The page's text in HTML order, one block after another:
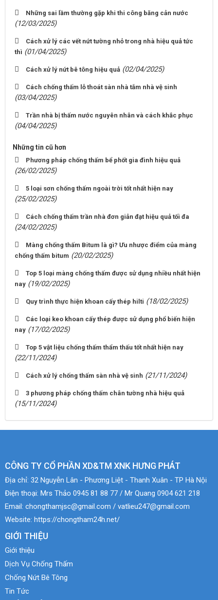
Những sai lầm thường gặp khi thi công băng cản nước
(12/03/2025)
Cách xử lý các vết nứt tường nhỏ trong nhà hiệu quả tức
thì (01/04/2025)
Cách xử lý nứt bê tông hiệu quả (02/04/2025)
Cách chống thấm lỗ thoát sàn nhà tắm nhà vệ sinh
(03/04/2025)
Trần nhà bị thấm nước nguyên nhân và cách khắc phục
(04/04/2025)
Những tin cũ hơn
Phương pháp chống thấm bể phốt gia đình hiệu quả
(26/02/2025)
5 loại sơn chống thấm ngoài trời tốt nhất hiện nay
(25/02/2025)
Cách chống thấm trần nhà đơn giản đạt hiệu quả tối đa
(24/02/2025)
Màng chống thấm Bitum là gì? Ưu nhược điểm của màng
chống thấm bitum (20/02/2025)
Top 5 loại màng chống thấm được sử dụng nhiều nhất hiện
nay (19/02/2025)
Quy trình thực hiện khoan cấy thép hilti (18/02/2025)
Các loại keo khoan cấy thép được sử dụng phổ biến hiện
nay (17/02/2025)
Top 5 vật liệu chống thấm thẩm thấu tốt nhất hiện nay
(22/11/2024)
Cách xử lý chống thấm sàn nhà vệ sinh (21/11/2024)
3 phương pháp chống thấm chân tường nhà hiệu quả
(15/11/2024)
CÔNG TY CỔ PHẦN XD&TM XNK HƯNG PHÁT
Địa chỉ: 32 Nguyễn Lân - Phương Liệt - Thanh Xuân - TP Hà Nội
Điện thoại: Mrs Thảo 0945 81 88 77 / Mr Quang 0904 621 218
Email: chongthamjsc@gmail.com / vatlieu247@gmail.com
Website: https://chongtham24h.net/
GIỚI THIỆU
Giới thiệu
Dịch Vụ Chống Thấm
Chống Nứt Bê Tông
Tin Tức